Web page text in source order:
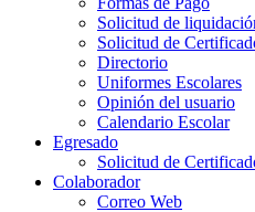
Solicitud de
Solicitud de
Directorio
Uniformes Escolares
Opinión del usuario
Calendario Escolar
Egresado
Solicitud de
Colaborador
Correo Web